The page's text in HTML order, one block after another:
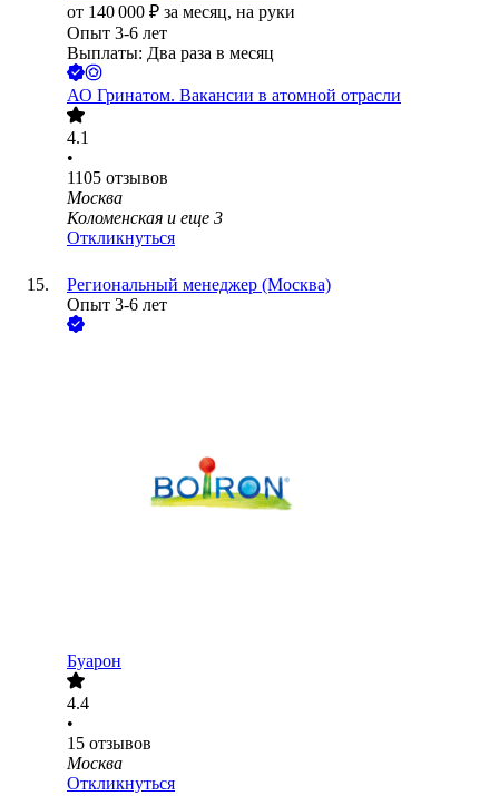
от 140 000 ₽ за месяц, на руки
Опыт 3-6 лет
Выплаты: Два раза в месяц
АО Гринатом. Вакансии в атомной отрасли
4.1
•
1105 отзывов
Москва
Коломенская и еще 3
Откликнуться
Региональный менеджер (Москва)
Опыт 3-6 лет
Буарон
4.4
•
15 отзывов
Москва
Откликнуться